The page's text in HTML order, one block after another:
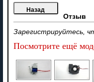
Отзыв
Зарегистрируйтесь,
Посмотрите ещё